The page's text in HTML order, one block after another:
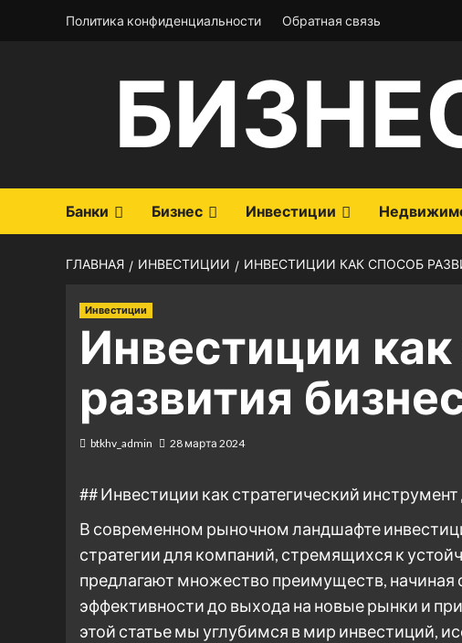
Политика конфиденциальности Обратная связь
Банки Бизнес Инвестиции
ГЛАВНАЯ ИНВЕСТИЦИИ ИНВЕСТИЦИИ КАК СПОСОБ
Инвестиции
Инвестиции
развития
btkhv_admin 28 марта 2024
## Инвестиции как стратегический
В современном рыночном ландшафте
стратегии для компаний, стремящихся к
предлагают множество преимуществ,
эффективности до выхода на новые рынки и
этой статье мы углубимся в мир инвестиций,